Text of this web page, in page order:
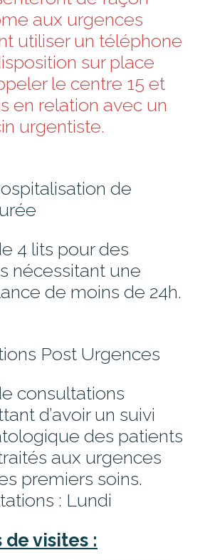
aux urgences
utiliser un téléphone
sur place
le centre 15 et
en relation avec un
urgentiste.
de
4 lits pour des
nécessitant une
de moins de 24h.
Post Urgences
consultations
d’avoir un suivi
des patients
aux urgences
premiers soins.
: Lundi
visites :